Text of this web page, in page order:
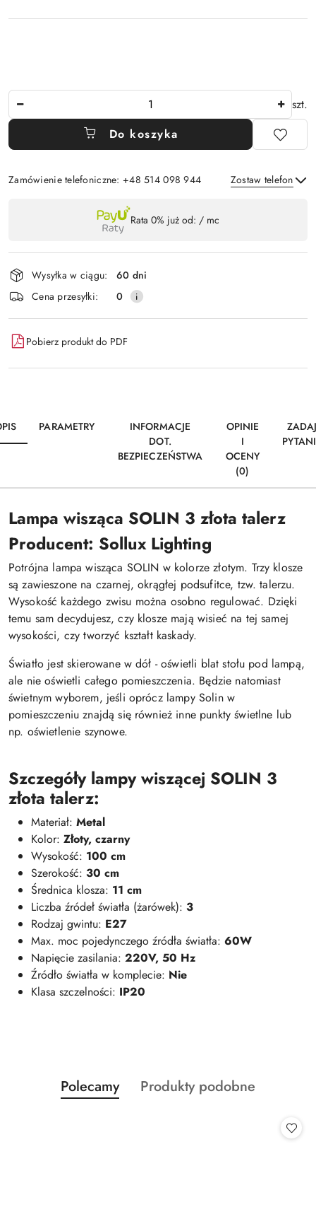
szt.
Do koszyka
Zamówienie telefoniczne: +48 514 098 944 Zostaw telefon
płatność
i
dostawa
Rata 0% już od: / mc
Wysyłka w ciągu:
60 dni
Cena przesyłki:
0
Pobierz produkt do PDF
PARAMETRY
INFORMACJE
DOT.
BEZPIECZEŃSTWA
OPINIE
I
OCENY
(0)
Lampa wisząca SOLIN 3 złota talerz
Producent: Sollux Lighting
Potrójna lampa wisząca SOLIN w kolorze złotym. Trzy klosze
są zawieszone na czarnej, okrągłej podsufitce, tzw. talerzu.
Wysokość każdego zwisu można osobno regulować. Dzięki
temu sam decydujesz, czy klosze mają wisieć na tej samej
wysokości, czy tworzyć kształt kaskady.
Światło jest skierowane w dół - oświetli blat stołu pod lampą,
ale nie oświetli całego pomieszczenia. Będzie natomiast
świetnym wyborem, jeśli oprócz lampy Solin w
pomieszczeniu znajdą się również inne punkty świetlne lub
np. oświetlenie szynowe.
Szczegóły lampy wiszącej SOLIN 3
złota talerz:
Materiał: Metal
Kolor: Złoty, czarny
Wysokość: 100 cm
Szerokość: 30 cm
Średnica klosza: 11 cm
Liczba źródeł światła (żarówek): 3
Rodzaj gwintu: E27
Max. moc pojedynczego źródła światła: 60W
Napięcie zasilania: 220V, 50 Hz
Źródło światła w komplecie: Nie
Klasa szczelności: IP20
Pomiń karuzelę produktów
Produkty
o
Polecamy
Produkty
Produkty podobne